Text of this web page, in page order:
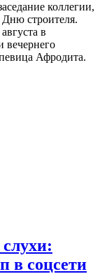
коллегии,
Дню строителя.
в
вечернего
Афродита.
в соцсети